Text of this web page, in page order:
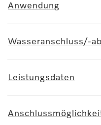
Anwendung
Wasseranschluss/-
Leistungsdaten